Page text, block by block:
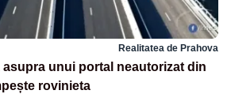
Realitatea de Prahova
asupra unui portal neautorizat din
rovinieta